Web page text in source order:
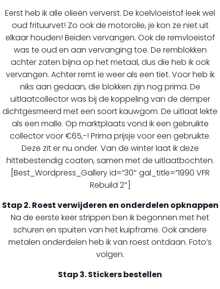
Eerst heb ik alle olieën ververst. De koelvloeistof leek wel
oud frituurvet! Zo ook de motorolie, je kon ze niet uit
elkaar houden! Beiden vervangen. Ook de remvloeistof
was te oud en aan vervanging toe. De remblokken
achter zaten bijna op het metaal, dus die heb ik ook
vervangen. Achter remt ie weer als een tiet. Voor heb ik
niks aan gedaan, die blokken zijn nog prima. De
uitlaatcollector was bij de koppeling van de demper
dichtgesmeerd met een soort kauwgom. De uitlaat lekte
als een malle. Op marktplaats vond ik een gebruikte
collector voor €65,-! Prima prijsje voor een gebruikte.
Deze zit er nu onder. Van de winter laat ik deze
hittebestendig coaten, samen met de uitlaatbochten.
[Best_Wordpress_Gallery id=”30″ gal_title=”1990 VFR
Rebuild 2″]
Stap 2. Roest verwijderen en onderdelen opknappen
Na de eerste keer strippen ben ik begonnen met het
schuren en spuiten van het kuipframe. Ook andere
metalen onderdelen heb ik van roest ontdaan. Foto’s
volgen.
Stap 3. Stickers bestellen